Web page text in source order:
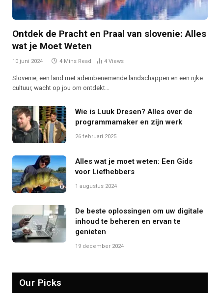
Ontdek de Pracht en Praal van slovenie: Alles
wat je Moet Weten
10 juni 2024 4 Mins Read 4 Views
Slovenie, een land met adembenemende landschappen en een rijke
cultuur, wacht op jou om ontdekt…
Wie is Luuk Dresen? Alles over de
programmamaker en zijn werk
26 februari 2025
Alles wat je moet weten: Een Gids
voor Liefhebbers
1 augustus 2024
De beste oplossingen om uw digitale
inhoud te beheren en ervan te
genieten
19 december 2024
Our Picks